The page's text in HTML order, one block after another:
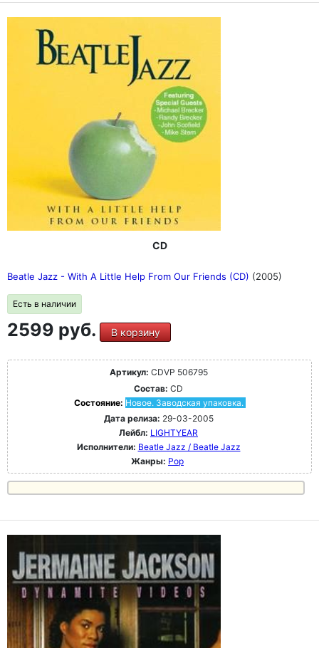
CD
Beatle Jazz - With A Little Help From Our Friends (CD) (2005)
Есть в наличии
2599 руб. В корзину
Артикул: CDVP 506795
Состав: CD
Состояние: Новое. Заводская упаковка.
Дата релиза: 29-03-2005
Лейбл: LIGHTYEAR
Исполнители: Beatle Jazz / Beatle Jazz
Жанры: Pop